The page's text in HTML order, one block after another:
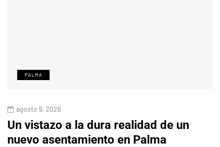
PALMA
agosto 9, 2026
Un vistazo a la dura realidad de un
nuevo asentamiento en Palma